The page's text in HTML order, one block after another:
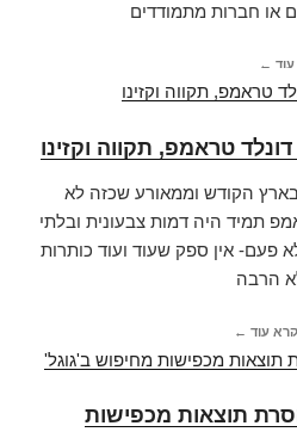
או חברות מתמודדים
←
טראמפ, תקווה וקזינו
הקודש וממאורע שכזה לא
תמיד היה דמות צבעונית ובלתי
פעם- אין ספק שעוד ועוד כותרות
הרבה
קרא עוד ←
תוצאות מכפישות